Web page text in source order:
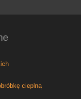
cieplną